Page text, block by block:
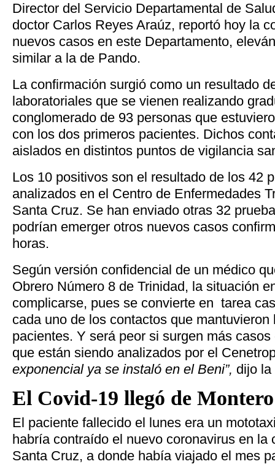
Director del Servicio Departamental de
doctor Carlos Reyes Araúz, reportó hoy la
nuevos casos en este Departamento,
similar a la de Pando.
La confirmación surgió como un resultado
laboratoriales que se vienen realizando
conglomerado de 93 personas que
con los dos primeros pacientes. Dichos
aislados en distintos puntos de vigilancia
Los 10 positivos son el resultado de los 42
analizados en el Centro de Enfermedades
Santa Cruz. Se han enviado otras 32
podrían emerger otros nuevos casos
horas.
Según versión confidencial de un médico
Obrero Número 8 de Trinidad, la situación
complicarse, pues se convierte en tarea
cada uno de los contactos que mantuvieron
pacientes. Y será peor si surgen más casos
que están siendo analizados por el
exponencial ya se instaló en el Beni”, dijo la
El Covid-19 llegó de Montero
El paciente fallecido el lunes era un
habría contraído el nuevo coronavirus en la
Santa Cruz, a donde había viajado el mes